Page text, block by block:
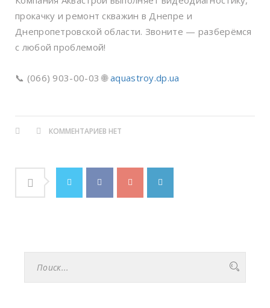
прокачку и ремонт скважин в Днепре и
Днепропетровской области. Звоните — разберёмся
с любой проблемой!
📞 (066) 903-00-03 🌐aquastroy.dp.ua
КОММЕНТАРИЕВ НЕТ